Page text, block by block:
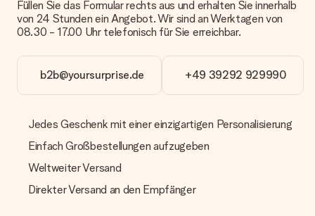
oder Päckchen geliefert wird, kontaktiere bitte unseren
Kundenservice.
Wie kann ich meine Bestellung bezahlen?
Wir bieten die folgenden Zahlungsoptionen an: Vorauskasse
mit normaler Überweisung, Sofortüberweisung, Paypal,
manuellen Überweisung verlängert sich die Lieferzeit des
Geschenks jedoch um 3 Werktage.
Geschenk empfangen
Was, wenn das Geschenk meine Erwartungen nicht
Füllen Sie das Formular rechts aus und erhalten Sie innerhalb
von 24 Stunden ein Angebot. Wir sind an Werktagen von
08.30 - 17.00 Uhr telefonisch für Sie erreichbar.
b2b@yoursurprise.de +49 39292 929990
Jedes Geschenk mit einer einzigartigen Personalisierung
Einfach Großbestellungen aufzugeben
Weltweiter Versand
Direkter Versand an den Empfänger